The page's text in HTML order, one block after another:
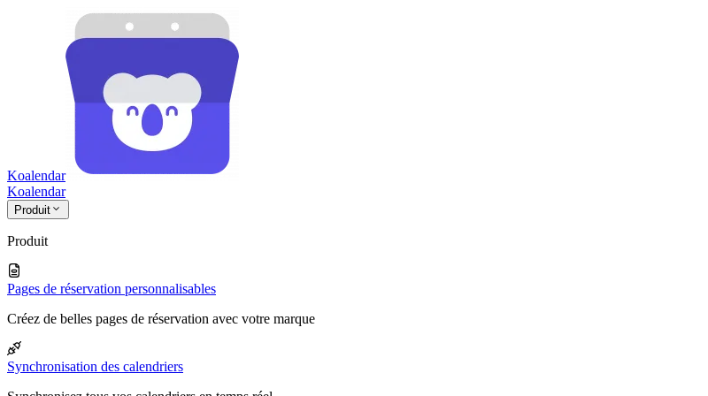
Koalendar
Koalendar
Produit
Produit
Pages de réservation personnalisables
Créez de belles pages de réservation avec votre marque
Synchronisation des calendriers